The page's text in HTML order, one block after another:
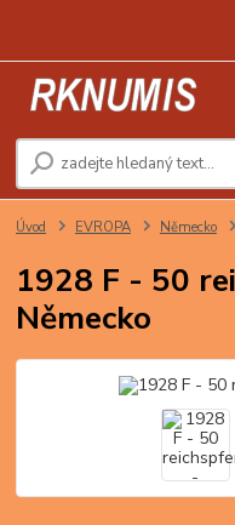
Úvod EVROPA Německo
1928 F - 50
Německo